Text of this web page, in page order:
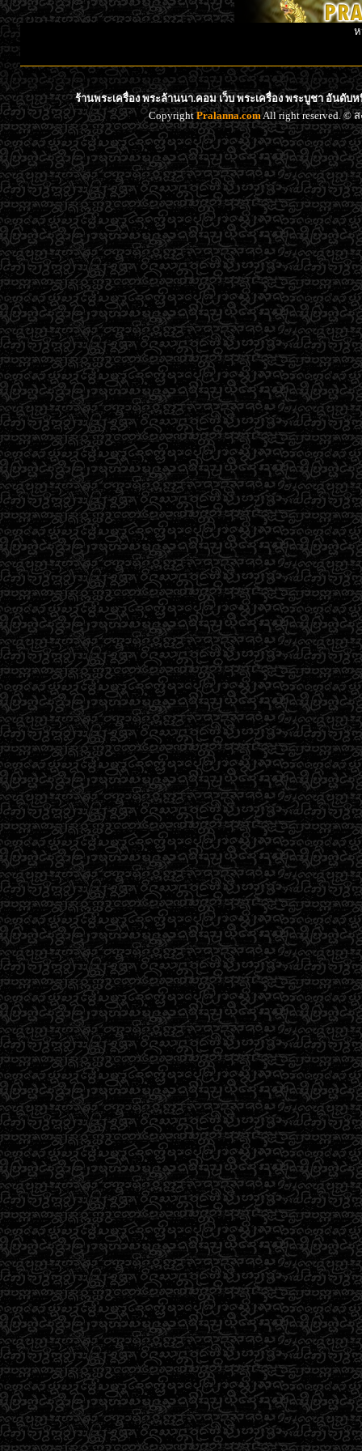
ร้านพระเครื่อง พระล้านนา.คอม เว็บ พระเครื่อง พระบูชา อันดับ
CopyrightPralanna.comAll right reserved. ©